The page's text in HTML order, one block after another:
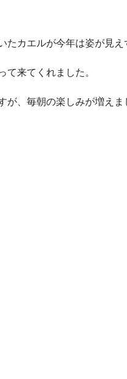
たカエルが今年は姿が見
来てくれました。
、毎朝の楽しみが増えま